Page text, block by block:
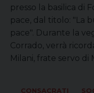
presso la basilica di
pace, dal titolo: "La
pace". Durante la
Corrado, verrà
Milani, frate servo di
CONSACRATI